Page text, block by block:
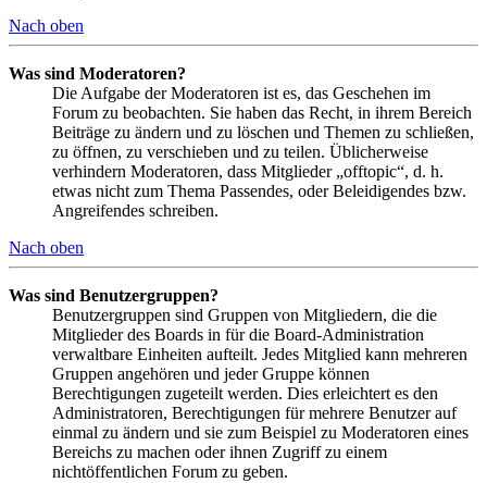
Nach oben
Was sind Moderatoren?
Die Aufgabe der Moderatoren ist es, das Geschehen im
Forum zu beobachten. Sie haben das Recht, in ihrem Bereich
Beiträge zu ändern und zu löschen und Themen zu schließen,
zu öffnen, zu verschieben und zu teilen. Üblicherweise
verhindern Moderatoren, dass Mitglieder „offtopic“, d. h.
etwas nicht zum Thema Passendes, oder Beleidigendes bzw.
Angreifendes schreiben.
Nach oben
Was sind Benutzergruppen?
Benutzergruppen sind Gruppen von Mitgliedern, die die
Mitglieder des Boards in für die Board-Administration
verwaltbare Einheiten aufteilt. Jedes Mitglied kann mehreren
Gruppen angehören und jeder Gruppe können
Berechtigungen zugeteilt werden. Dies erleichtert es den
Administratoren, Berechtigungen für mehrere Benutzer auf
einmal zu ändern und sie zum Beispiel zu Moderatoren eines
Bereichs zu machen oder ihnen Zugriff zu einem
nichtöffentlichen Forum zu geben.